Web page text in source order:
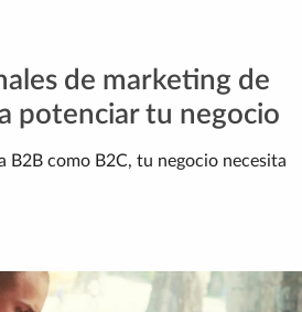
de marketing de
potenciar tu negocio
B2B como B2C, tu negocio necesita